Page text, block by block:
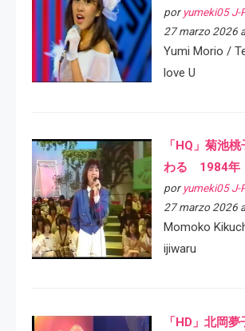
por yumeki05 J-
27 marzo 2026
Yumi Morio /
love U
「HQ」菊池
わる 1984年
por yumeki05 J-
27 marzo 2026
Momoko
ijiwaru
「HD」北岡